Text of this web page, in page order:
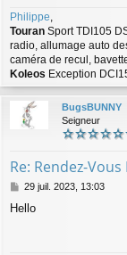
e
Philippe,
Touran Sport TDI105
radio, allumage auto
caméra de recul,
Koleos Exception
BugsBUNNY
Seigneur
Re: Rendez-
M
s
29 juil. 2023, 13:03
Hello